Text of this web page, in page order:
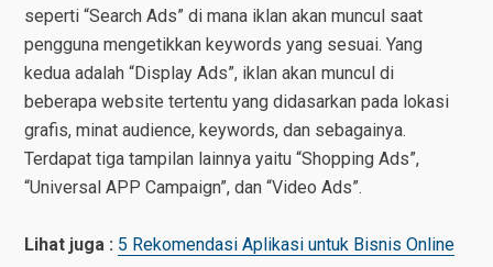
seperti “Search Ads” di mana iklan akan muncul saat
pengguna mengetikkan keywords yang sesuai. Yang
kedua adalah “Display Ads”, iklan akan muncul di
beberapa website tertentu yang didasarkan pada lokasi
grafis, minat audience, keywords, dan sebagainya.
Terdapat tiga tampilan lainnya yaitu “Shopping Ads”,
“Universal APP Campaign”, dan “Video Ads”.
Lihat juga : 5 Rekomendasi Aplikasi untuk Bisnis Online